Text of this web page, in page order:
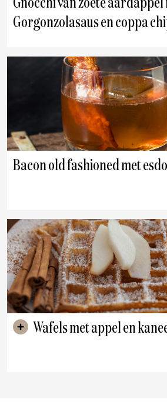
Gnocchi van zoete aardappel
Gorgonzolasaus en coppa
Bacon old fashioned met
Wafels met appel en